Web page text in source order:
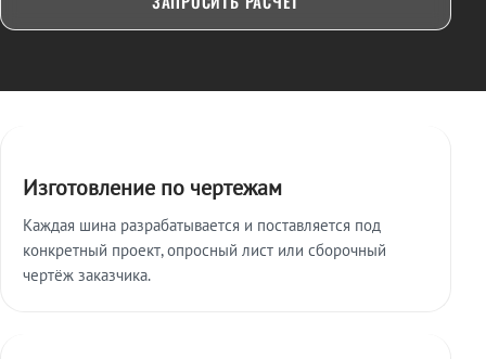
Изготовление по чертежам
Каждая шина разрабатывается и поставляется под
конкретный проект, опросный лист или сборочный
чертёж заказчика.